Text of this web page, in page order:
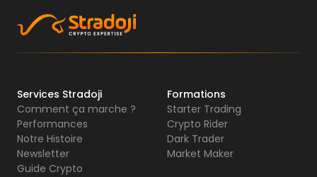
Services Stradoji
Comment ça marche ?
Performances
Notre Histoire
Newsletter
Guide Crypto
Formations
Starter Trading
Crypto Rider
Dark Trader
Market Maker